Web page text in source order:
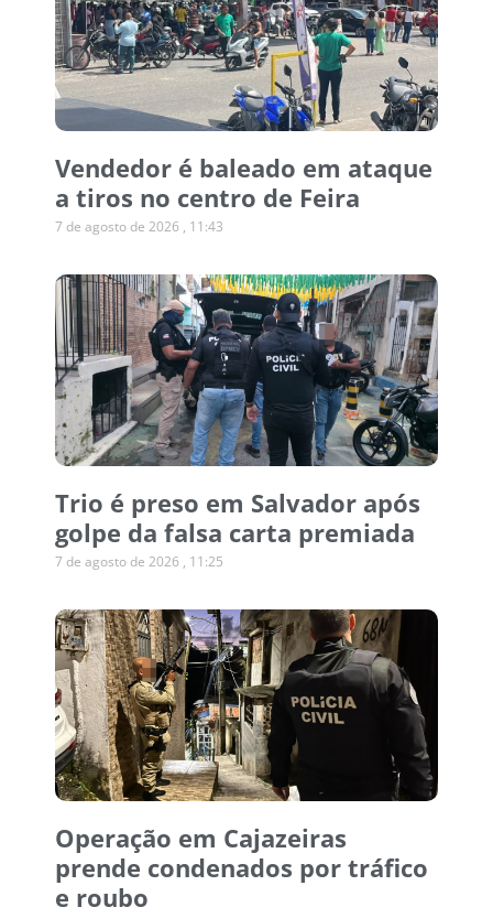
Vendedor é baleado em ataque
a tiros no centro de Feira
7 de agosto de 2026 11:43
Trio é preso em Salvador após
golpe da falsa carta premiada
7 de agosto de 2026 11:25
Operação em Cajazeiras
prende condenados por tráfico
e roubo